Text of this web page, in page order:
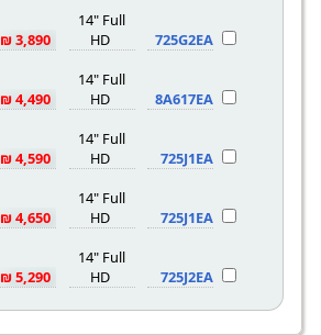
725G2EA
14" Full
HD
3,890 ₪
8A617EA
14" Full
HD
4,490 ₪
725J1EA
14" Full
HD
4,590 ₪
725J1EA
14" Full
HD
4,650 ₪
725J2EA
14" Full
HD
5,290 ₪